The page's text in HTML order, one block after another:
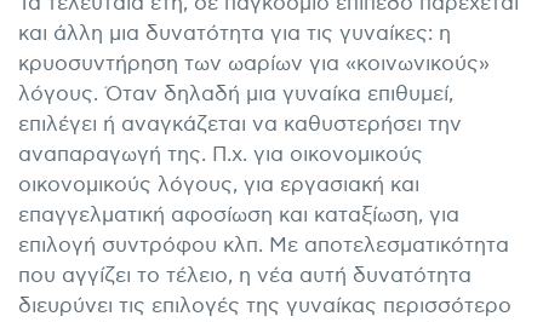
και άλλη μια δυνατότητα για τις γυναίκες: η
κρυοσυντήρηση των ωαρίων για «κοινωνικούς»
λόγους. Όταν δηλαδή μια γυναίκα επιθυμεί,
επιλέγει ή αναγκάζεται να καθυστερήσει την
αναπαραγωγή της. Π.χ. για οικονομικούς
οικονομικούς λόγους, για εργασιακή και
επαγγελματική αφοσίωση και καταξίωση, για
επιλογή συντρόφου κλπ. Με αποτελεσματικότητα
που αγγίζει το τέλειο, η νέα αυτή δυνατότητα
διευρύνει τις επιλογές της γυναίκας περισσότερο